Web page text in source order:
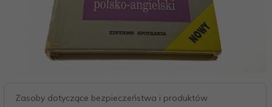
Zasoby dotyczące bezpieczeństwa i produktów